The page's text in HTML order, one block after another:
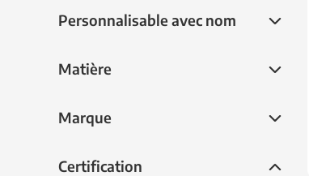
Personnalisable avec nom
Personnalisable avec nom
Matière
Matière
Marque
Marque
Certification
Certification